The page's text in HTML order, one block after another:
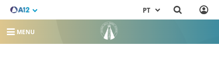
PT
MENU